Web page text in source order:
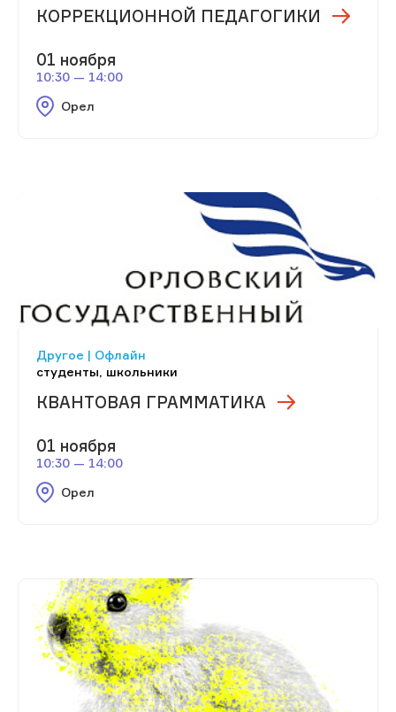
КОРРЕКЦИОННОЙ ПЕДАГОГИКИ
01 ноября
10:30 — 14:00
Орел
Другое | Офлайн
студенты, школьники
КВАНТОВАЯ ГРАММАТИКА
01 ноября
10:30 — 14:00
Орел